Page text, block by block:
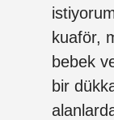
kuaför,
bebek
bir